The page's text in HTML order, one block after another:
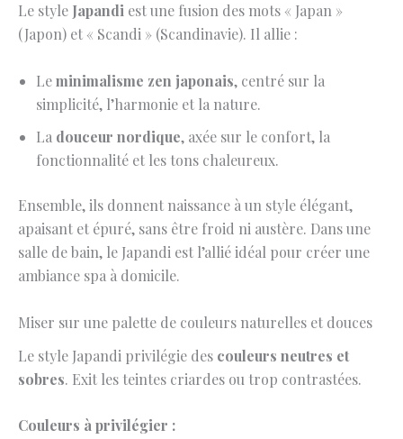
Le style Japandi est une fusion des mots « Japan »
(Japon) et « Scandi » (Scandinavie). Il allie :
Leminimalisme zen japonais, centré sur la
simplicité, l’harmonie et la nature.
La douceur nordique, axée sur le confort, la
fonctionnalité et les tons chaleureux.
Ensemble, ils donnent naissance à un style élégant,
apaisant et épuré, sans être froid ni austère. Dans une
salle de bain, le Japandi est l’allié idéal pour créer une
ambiance spa à domicile.
Miser sur une palette de couleurs naturelles et douces
Le style Japandi privilégie des couleurs neutres et
sobres. Exit les teintes criardes ou trop contrastées.
Couleurs à privilégier :